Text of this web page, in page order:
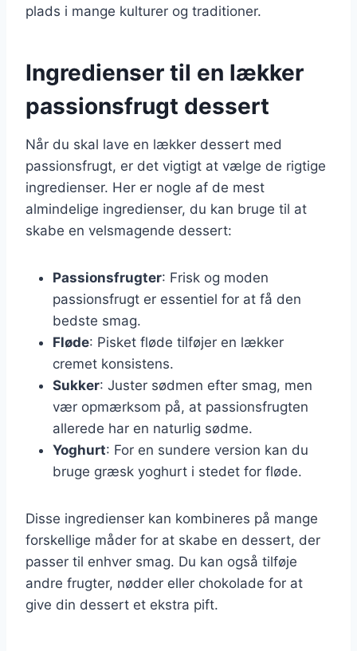
plads i mange kulturer og traditioner.
Ingredienser til en lækker
passionsfrugt dessert
Når du skal lave en lækker dessert med
passionsfrugt, er det vigtigt at vælge de rigtige
ingredienser. Her er nogle af de mest
almindelige ingredienser, du kan bruge til at
skabe en velsmagende dessert:
Passionsfrugter: Frisk og moden
passionsfrugt er essentiel for at få den
bedste smag.
Fløde: Pisket fløde tilføjer en lækker
cremet konsistens.
Sukker: Juster sødmen efter smag, men
vær opmærksom på, at passionsfrugten
allerede har en naturlig sødme.
Yoghurt: For en sundere version kan du
bruge græsk yoghurt i stedet for fløde.
Disse ingredienser kan kombineres på mange
forskellige måder for at skabe en dessert, der
passer til enhver smag. Du kan også tilføje
andre frugter, nødder eller chokolade for at
give din dessert et ekstra pift.